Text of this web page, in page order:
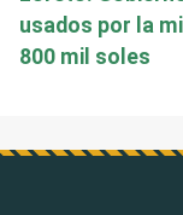
usados por la
800 mil soles